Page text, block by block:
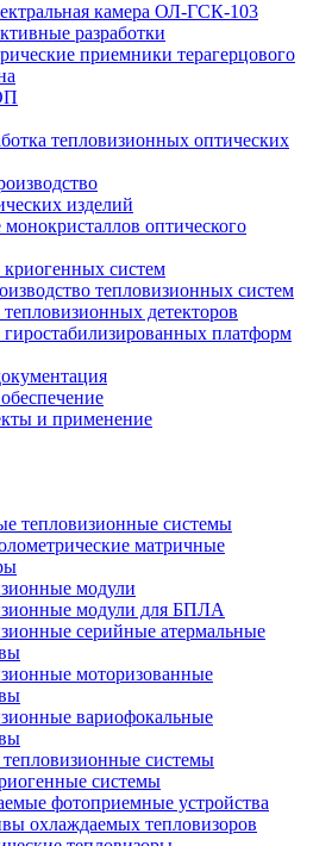
камера ОЛ-ГСК-103
разработки
приемники терагерцового
тепловизионных оптических
изделий
оптического
систем
тепловизионных систем
детекторов
платформ
и применение
тепловизионные системы
матричные
модули
модули для БПЛА
серийные атермальные
моторизованные
вариофокальные
системы
системы
фотоприемные устройства
охлаждаемых тепловизоров